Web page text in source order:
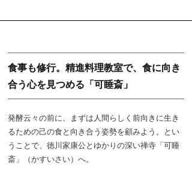
食事も修行。精進料理教室で、食に向き
合う心を見つめる「可睡斎」
発酵云々の前に、まずは人間らしく前向きに生き
るための己の食と向き合う姿勢を顧みよう。とい
うことで、徳川家康公とゆかりの深い禅寺「可睡
斎」（かすいさい）へ。